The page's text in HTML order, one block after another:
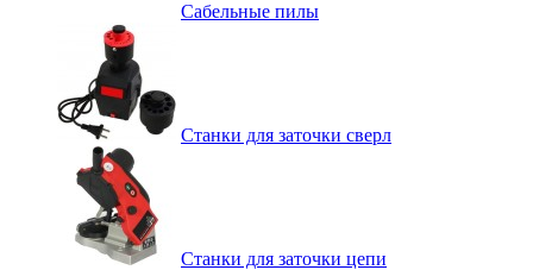
Сабельные пилы
Станки для заточки сверл
Станки для заточки цепи